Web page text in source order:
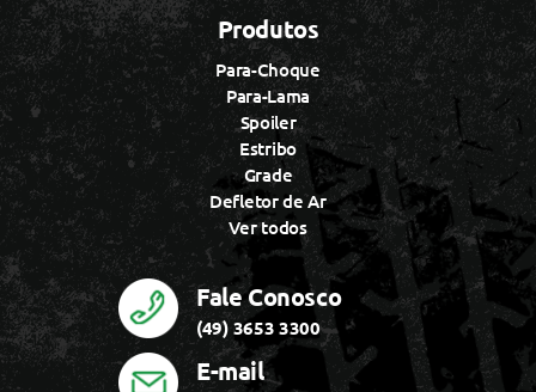
Produtos
Para-Choque
Para-Lama
Spoiler
Estribo
Grade
Defletor de Ar
Ver todos
Fale Conosco
(49) 3653 3300
E-mail